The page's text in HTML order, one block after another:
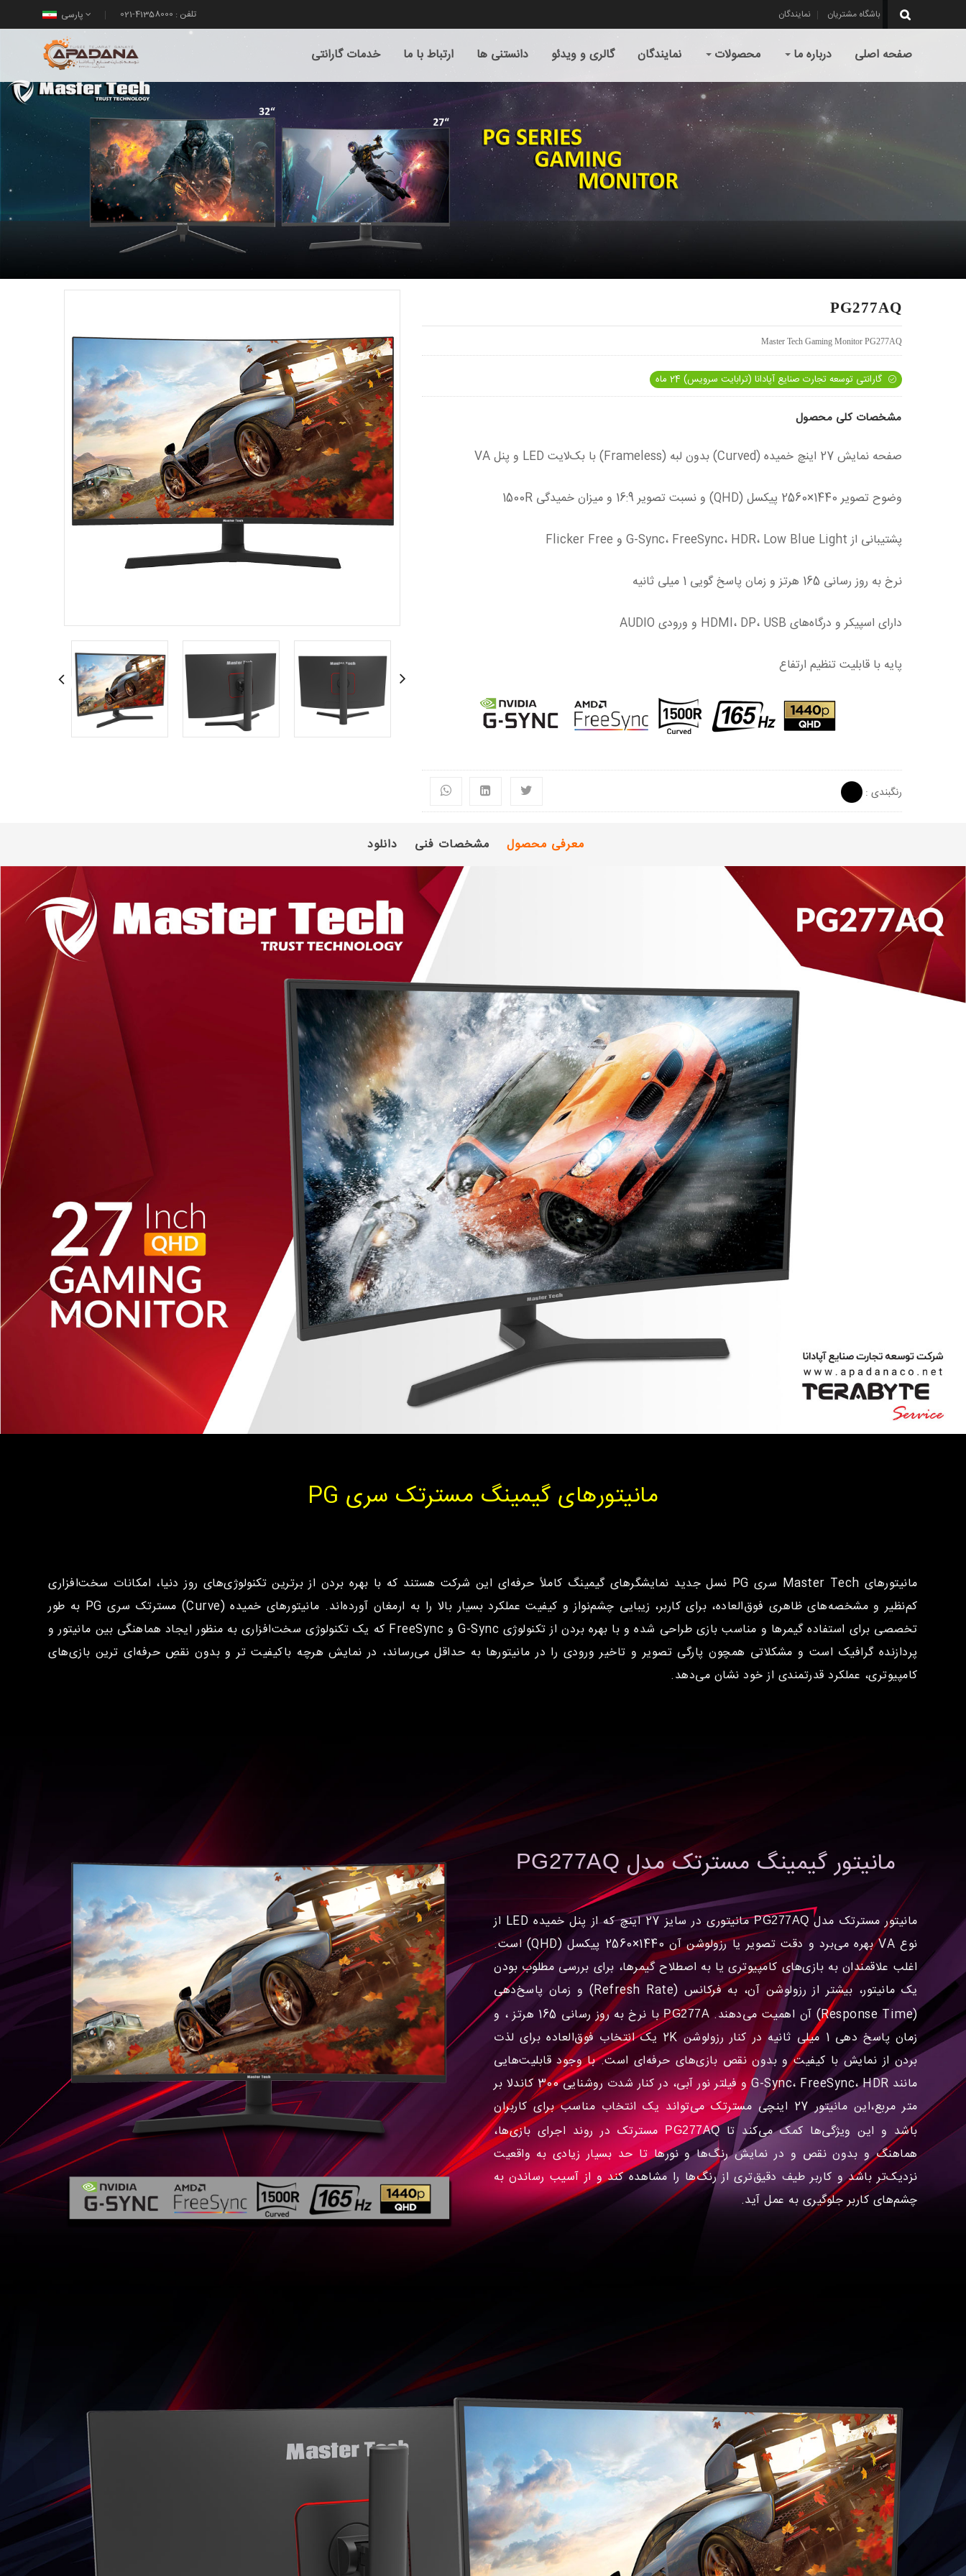
پارسی تلفن : 41358000-021 نمایندگان باشگاه مشتریان
صفحه اصلی درباره ما محصولات نمایندگان گالری و ویدئو دانستنی ها ارتباط با ما خدمات گارانتی
PG277AQ
Master Tech Gaming Monitor PG277AQ
گارانتی توسعه تجارت صنایع آپادانا (ترابایت سرویس) 24 ماه
مشخصات کلی محصول
صفحه نمایش 27 اینچ خمیده (Curved) بدون لبه (Frameless) با بک‌لایت LED و پنل VA
وضوح تصویر 1440×2560 پیکسل (QHD) و نسبت تصویر 16:9 و میزان خمیدگی 1500R
پشتیبانی از G-Sync، FreeSync، HDR، Low Blue Light و Flicker Free
نرخ به روز رسانی 165 هرتز و زمان پاسخ گویی 1 میلی ثانیه
دارای اسپیکر و درگاه‌های HDMI، DP، USB و ورودی AUDIO
پایه با قابلیت تنظیم ارتفاع
رنگبندی :
معرفی محصول مشخصات فنی دانلود
مانیتورهای گیمینگ مسترتک سری PG
مانیتورهای Master Tech سری PG نسل جدید نمایشگرهای گیمینگ کاملاً حرفه‌ای این شرکت هستند که با بهره بردن از برترین تکنولوژی‌های روز دنیا، امکانات سخت‌افزاری
کم‌نظیر و مشخصه‌های ظاهری فوق‌العاده، برای کاربر، زیبایی چشم‌نواز و کیفیت عملکرد بسیار بالا را به ارمغان آورده‌اند. مانیتورهای خمیده (Curve) مسترتک سری PG به طور
تخصصی برای استفاده گیمرها و مناسب بازی طراحی شده و با بهره بردن از تکنولوژی G-Sync و FreeSync که یک تکنولوژی سخت‌افزاری به منظور ایجاد هماهنگی بین مانیتور و
پردازنده گرافیک است و مشکلاتی همچون پارگی تصویر و تاخیر ورودی را در مانیتورها به حداقل می‌رساند، در نمایش هرچه باکیفیت تر و بدون نقصِ حرفه‌ای ترین بازی‌های
کامپیوتری، عملکرد قدرتمندی از خود نشان می‌دهد.
مانیتور گیمینگ مسترتک مدلPG277AQ
مانیتور مسترتک مدل PG277AQ
مانیتوری در سایز 27 اینچ که از پنل خمیده LED از
نوع VA بهره می‌برد و دقت تصویر یا رزولوشن آن 1440×2560 پیکسل (QHD) است.
اغلب علاقمندان به بازی‌های کامپیوتری یا به اصطلاح گیمرها، برای بررسی مطلوب بودن
یک مانیتور، بیشتر از رزولوشن آن، به فرکانس (Refresh Rate) و زمان پاسخ‌دهی
(Response Time) آن اهمیت می‌دهند.
PG277A
با نرخ به روز رسانی 165 هرتز ، و
زمان پاسخ دهی 1 میلی ثانیه در کنار رزولوشن 2K یک انتخاب فوق‌العاده برای لذت
بردن از نمایش با کیفیت و بدون نقص بازی‌های حرفه‌ای است. با وجود قابلیت‌هایی
مانند G-Sync، FreeSync، HDR و فیلتر نور آبی، در کنار شدت روشنایی 300 کاندلا بر
متر مربع،این مانیتور 27 اینچی مسترتک می‌تواند یک انتخاب مناسب برای کاربران
باشد و این ویژگی‌ها کمک می‌کند تاPG277AQ
مسترتک در روند اجرای بازی‌ها،
هماهنگ و بدون نقص و در نمایش رنگ‌ها و نورها تا حد بسیار زیادی به واقعیت
نزدیک‌تر باشد و کاربر طیف دقیق‌تری از رنگ‌ها را مشاهده کند و از آسیب رساندن به
چشم‌های کاربر جلوگیری به عمل آید.